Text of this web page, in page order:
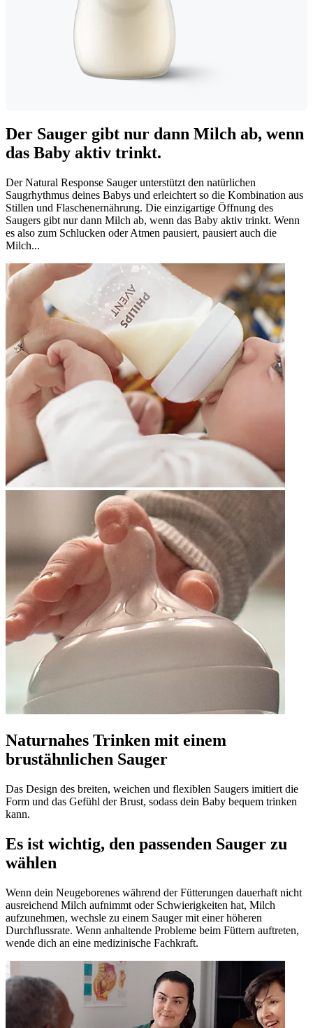
Der Sauger gibt nur dann Milch ab, wenn
das Baby aktiv trinkt.
Der Natural Response Sauger unterstützt den natürlichen
Saugrhythmus deines Babys und erleichtert so die Kombination aus
Stillen und Flaschenernährung. Die einzigartige Öffnung des
Saugers gibt nur dann Milch ab, wenn das Baby aktiv trinkt. Wenn
es also zum Schlucken oder Atmen pausiert, pausiert auch die
Milch...
Naturnahes Trinken mit einem
brustähnlichen Sauger
Das Design des breiten, weichen und flexiblen Saugers imitiert die
Form und das Gefühl der Brust, sodass dein Baby bequem trinken
kann.
Es ist wichtig, den passenden Sauger zu
wählen
Wenn dein Neugeborenes während der Fütterungen dauerhaft nicht
ausreichend Milch aufnimmt oder Schwierigkeiten hat, Milch
aufzunehmen, wechsle zu einem Sauger mit einer höheren
Durchflussrate. Wenn anhaltende Probleme beim Füttern auftreten,
wende dich an eine medizinische Fachkraft.